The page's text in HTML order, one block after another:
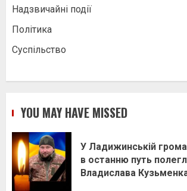
Надзвичайні події
Політика
Суспільство
YOU MAY HAVE MISSED
У Ладижинській
в останню путь
Владислава